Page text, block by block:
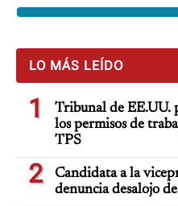
LO MÁS LEÍDO
1
Tribunal de EE.UU.
los permisos de
TPS
2
Candidata a la
denuncia desalojo